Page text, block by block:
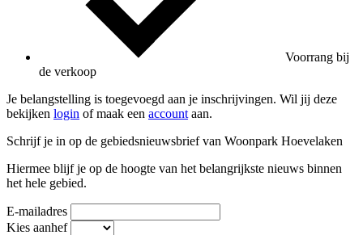
Voorrang bij
de verkoop
Je belangstelling is toegevoegd aan je inschrijvingen. Wil jij deze
bekijken login of maak een account aan.
Schrijf je in op de gebiedsnieuwsbrief van Woonpark Hoevelaken
Hiermee blijf je op de hoogte van het belangrijkste nieuws binnen
het hele gebied.
E-mailadres
Kies aanhef